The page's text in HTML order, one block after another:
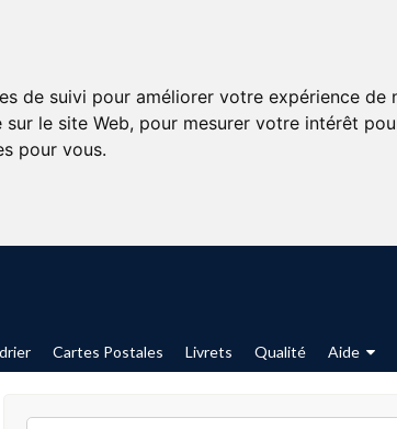
de suivi pour améliorer votre expérience de
le site Web, pour mesurer votre intérêt
pour vous.
Cartes Postales Livrets Qualité Aide